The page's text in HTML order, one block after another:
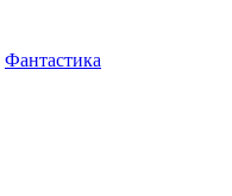
Фантастика